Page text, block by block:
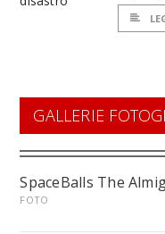
GALLERIE
SpaceBalls The
FOTO